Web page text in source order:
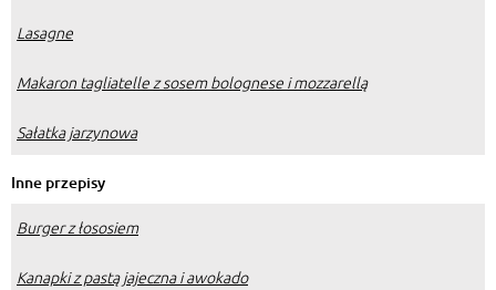
Lasagne
Makaron tagliatelle z sosem bolognese i mozzarellą
Sałatka jarzynowa
Inne przepisy
Burger z łososiem
Kanapki z pastą jajeczna i awokado